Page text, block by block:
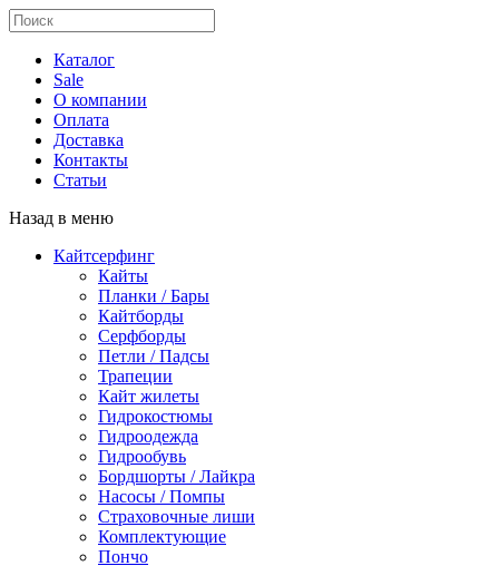
Каталог
Sale
О компании
Оплата
Доставка
Контакты
Статьи
Назад в меню
Кайтсерфинг
Кайты
Планки / Бары
Кайтборды
Серфборды
Петли / Падсы
Трапеции
Кайт жилеты
Гидрокостюмы
Гидроодежда
Гидрообувь
Бордшорты / Лайкра
Насосы / Помпы
Страховочные лиши
Комплектующие
Пончо